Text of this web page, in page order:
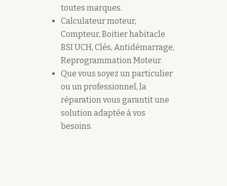
toutes marques.
Calculateur moteur,
Compteur, Boitier habitacle
BSI UCH, Clés, Antidémarrage,
Reprogrammation Moteur.
Que vous soyez un particulier
ou un professionnel, la
réparation vous garantit une
solution adaptée à vos
besoins.